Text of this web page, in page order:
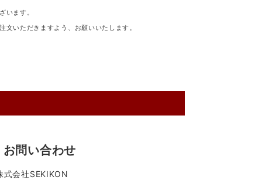
います。
いただきますよう、お願いいたします。
お問い合わせ
式会社SEKIKON